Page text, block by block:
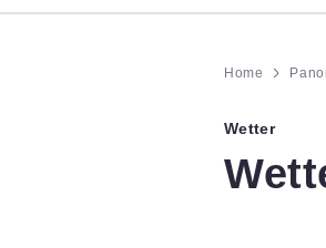
Home
Wetter